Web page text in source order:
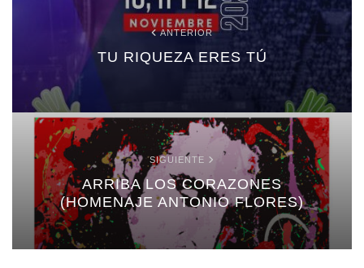
ANTERIOR
TU RIQUEZA ERES TÚ
SIGUIENTE
ARRIBA LOS CORAZONES
(HOMENAJE ANTONIO FLORES)